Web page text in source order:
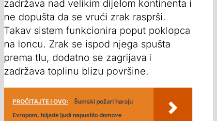
zadržava nad velikim dijelom kontinenta i
ne dopušta da se vrući zrak rasprši.
Takav sistem funkcionira poput poklopca
na loncu. Zrak se ispod njega spušta
prema tlu, dodatno se zagrijava i
zadržava toplinu blizu površine.
PROČITAJTE I OVO:
Šumski požari haraju
Evropom, hiljade ljudi napustilo domove